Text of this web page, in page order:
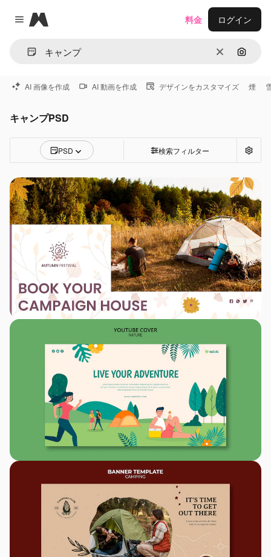
Close menu
Magnific
消去 画像で
料金 ログイン
AI 画像を作成 AI 動画を作成 デザインをカスタマイズ 煙
キャンプPSD
PSD 検索フィルター